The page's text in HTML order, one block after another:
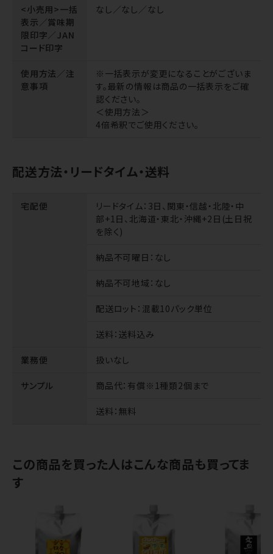
<小売用>一括
表示／賞味期
限印字／JAN
コード印字
なし／なし／なし
使用方法／注
意事項
※一括表示が変更になることがございま
す。最新の情報は商品の一括表示をご確
認ください。
＜使用方法＞
4倍希釈でご使用ください。
配送方法・リードタイム・送料
宅配便 リードタイム：3日、関東・信越・北陸・中
部+1日、北海道・東北・沖縄+2日(土日祝
を除く)
納品不可曜日 ：なし
納品不可地域 ：なし
配送ロット ：混載10パック単位
送料：送料込み
業務便 扱いなし
サンプル 商品代：有償※1種類2個まで
送料：無料
この商品を買った人はこんな商品も買ってま
す